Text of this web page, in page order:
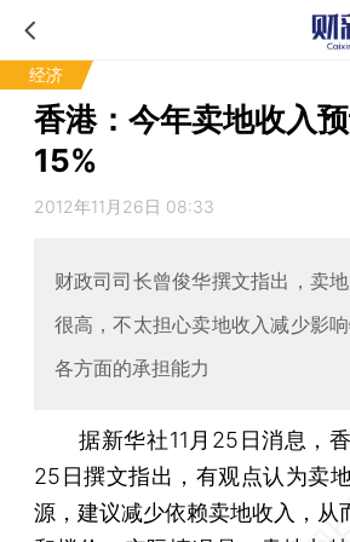
经济
香港：今年卖地收入
15%
2012年11月26日 08:33
财政司司长曾俊华撰文指出，卖
很高，不太担心卖地收入减少影
各方面的承担能力
据新华社11月25日消息，香
25日撰文指出，有观点认为卖
源，建议减少依赖卖地收入，